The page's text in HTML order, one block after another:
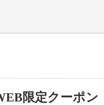
限定クーポン